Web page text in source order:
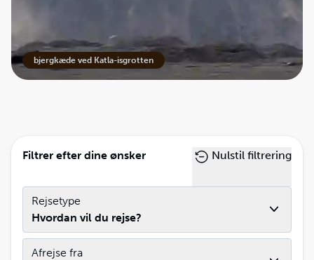
bjergkæde ved Katla-isgrotten
Filtrer efter dine ønsker Nulstil filtrering
Rejsetype
Hvordan vil du rejse?
Afrejse fra